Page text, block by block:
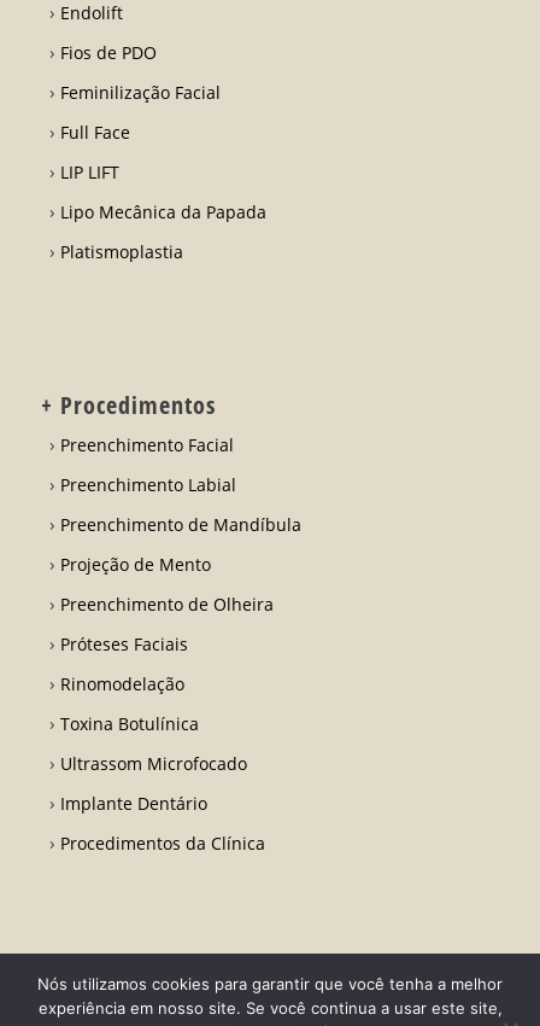
Endolift
Fios de PDO
Feminilização Facial
Full Face
LIP LIFT
Lipo Mecânica da Papada
Platismoplastia
+ Procedimentos
Preenchimento Facial
Preenchimento Labial
Preenchimento de Mandíbula
Projeção de Mento
Preenchimento de Olheira
Próteses Faciais
Rinomodelação
Toxina Botulínica
Ultrassom Microfocado
Implante Dentário
Procedimentos da Clínica
Todos os direitos reservados - Dr. Fabio Ricardo Barros | CRO RJ 31728-
Nós utilizamos cookies para garantir que você tenha a melhor
experiência em nosso site. Se você continua a usar este site,